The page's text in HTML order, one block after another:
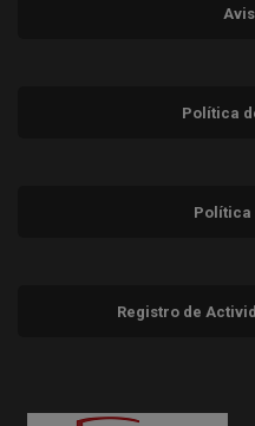
Política
Política
Registro de